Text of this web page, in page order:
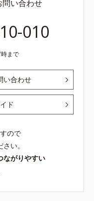
い合わせ
010
まで
い合わせ
ド
ので
い。
ながりやすい